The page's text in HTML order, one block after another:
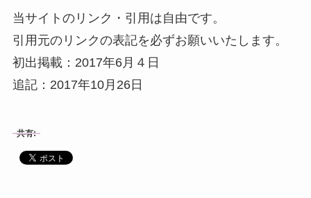
当サイトのリンク・引用は自由です。
引用元のリンクの表記を必ずお願いいたします。
初出掲載：2017年6月４日
追記：2017年10月26日
共有: